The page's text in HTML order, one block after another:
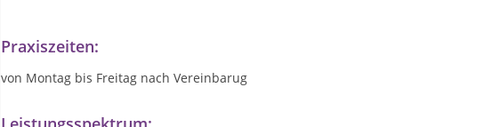
Praxiszeiten:
von Montag bis Freitag nach Vereinbarug